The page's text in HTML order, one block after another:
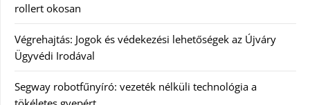
rollert okosan
Végrehajtás: Jogok és védekezési lehetőségek az Újváry
Ügyvédi Irodával
Segway robotfűnyíró: vezeték nélküli technológia a